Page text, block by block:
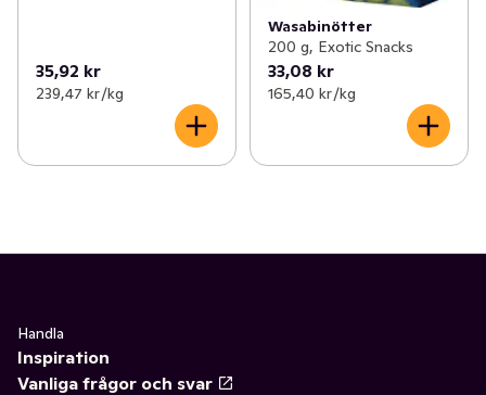
35,92 kr
239,47 kr /kg
Wasabinötter
200 g, Exotic Snacks
33,08 kr
165,40 kr /kg
Handla
Inspiration
Vanliga frågor och svar